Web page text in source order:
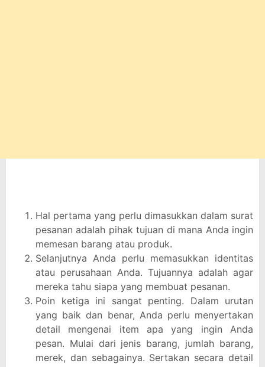
Hal pertama yang perlu dimasukkan dalam surat
pesanan adalah pihak tujuan di mana Anda ingin
memesan barang atau produk.
Selanjutnya Anda perlu memasukkan identitas
atau perusahaan Anda. Tujuannya adalah agar
mereka tahu siapa yang membuat pesanan.
Poin ketiga ini sangat penting. Dalam urutan
yang baik dan benar, Anda perlu menyertakan
detail mengenai item apa yang ingin Anda
pesan. Mulai dari jenis barang, jumlah barang,
merek, dan sebagainya. Sertakan secara detail